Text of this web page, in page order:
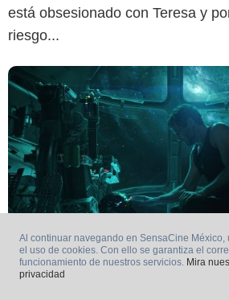
está obsesionado con Teresa y
riesgo...
Al continuar navegando en SensaCine México,
el uso de cookies. Con ello se garantiza el
funcionamiento de nuestros servicios. Mira
privacidad